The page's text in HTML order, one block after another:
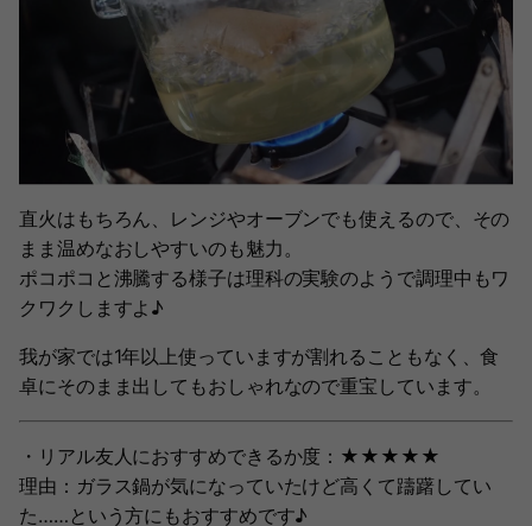
直火はもちろん、レンジやオーブンでも使えるので、その
まま温めなおしやすいのも魅力。
ポコポコと沸騰する様子は理科の実験のようで調理中もワ
クワクしますよ♪
我が家では1年以上使っていますが割れることもなく、食
卓にそのまま出してもおしゃれなので重宝しています。
・リアル友人におすすめできるか度：★★★★★
理由：ガラス鍋が気になっていたけど高くて躊躇してい
た……という方にもおすすめです♪